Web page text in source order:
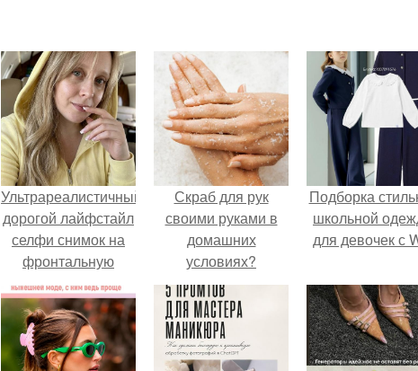
Ультрареалистичный
дорогой лайфстайл
селфи снимок на
фронтальную
камеру.
Скраб для рук
своими руками в
домашних
условиях?
Подборка
школьной
для девочек с